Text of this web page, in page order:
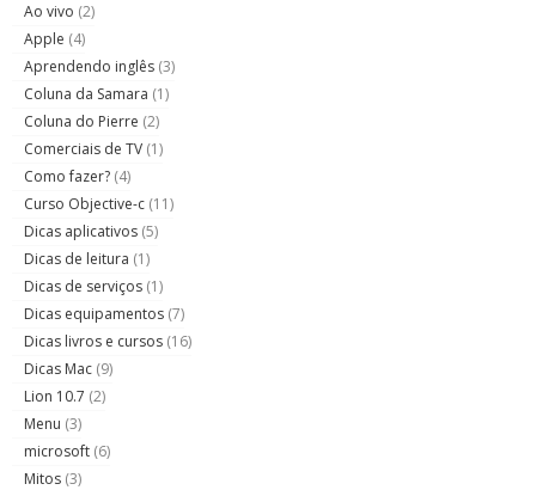
Ao vivo (2)
Apple (4)
Aprendendo inglês (3)
Coluna da Samara (1)
Coluna do Pierre (2)
Comerciais de TV (1)
Como fazer? (4)
Curso Objective-c (11)
Dicas aplicativos (5)
Dicas de leitura (1)
Dicas de serviços (1)
Dicas equipamentos (7)
Dicas livros e cursos (16)
Dicas Mac (9)
Lion 10.7 (2)
Menu (3)
microsoft (6)
Mitos (3)